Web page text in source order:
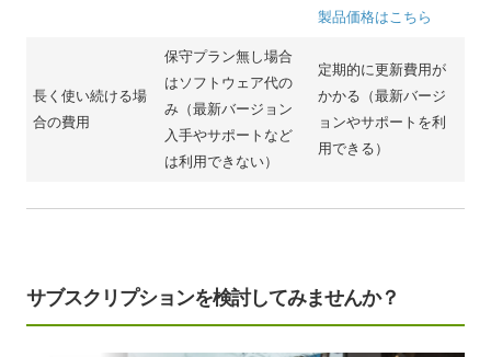
製品価格はこちら
長く使い続ける場
合の費用
保守プラン無し場合
はソフトウェア代の
み（最新バージョン
入手やサポートなど
は利用できない）
定期的に更新費用が
かかる（最新バージ
ョンやサポートを利
用できる）
サブスクリプションを検討してみませんか？